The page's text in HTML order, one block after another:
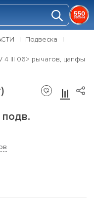
Подвеска
4 III 06> рычагов, цапфы